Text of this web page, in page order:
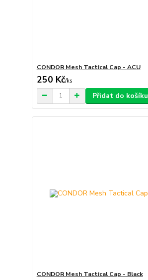
CONDOR Mesh Tactical Cap - ACU
250 Kč/ks
Přidat do košíku
CONDOR Mesh Tactical Cap - Black